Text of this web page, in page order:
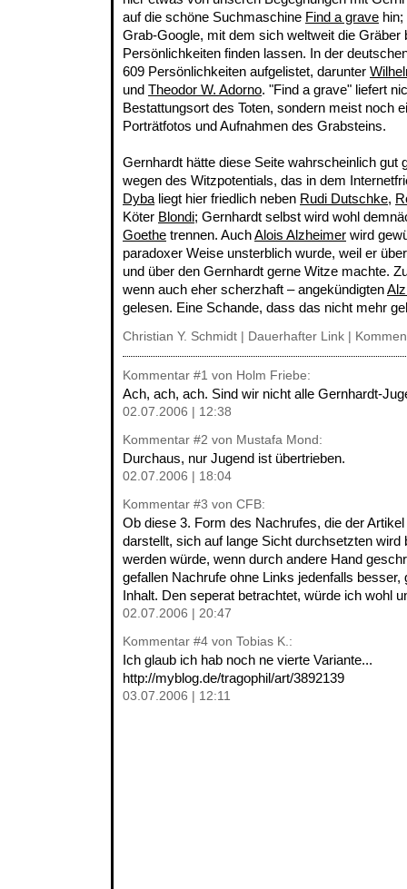
auf die schöne Suchmaschine Find a grave
Grab-Google, mit dem sich weltweit die Gräber
Persönlichkeiten finden lassen. In der
609 Persönlichkeiten aufgelistet, darunter
und Theodor W. Adorno. "Find a grave" liefert
Bestattungsort des Toten, sondern meist noch
Porträtfotos und Aufnahmen des Grabsteins.
Gernhardt hätte diese Seite wahrscheinlich gut
wegen des Witzpotentials, das in dem
Dyba liegt hier friedlich neben Rudi Dutschke,
Köter Blondi; Gernhardt selbst wird wohl
Goethe trennen. AuchAlois Alzheimer wird
paradoxer Weise unsterblich wurde, weil er
und über den Gernhardt gerne Witze machte.
wenn auch eher scherzhaft – angekündigten
gelesen. Eine Schande, dass das nicht mehr
Christian Y. Schmidt | Dauerhafter Link
Kommentar #1 von Holm Friebe:
Ach, ach, ach. Sind wir nicht alle Gernhardt-
02.07.2006 | 12:38
Kommentar #2 von Mustafa Mond:
Durchaus, nur Jugend ist übertrieben.
02.07.2006 | 18:04
Kommentar #3 von CFB:
Ob diese 3. Form des Nachrufes, die der
darstellt, sich auf lange Sicht durchsetzten wird
werden würde, wenn durch andere Hand
gefallen Nachrufe ohne Links jedenfalls besser,
Inhalt. Den seperat betrachtet, würde ich wohl
02.07.2006 | 20:47
Kommentar #4 von Tobias K.:
Ich glaub ich hab noch ne vierte Variante...
http://myblog.de/tragophil/art/3892139
03.07.2006 | 12:11